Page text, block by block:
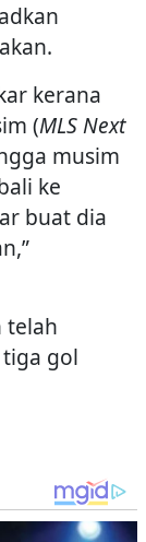
kerana
(MLS Next
musim
ke
buat dia
telah
gol